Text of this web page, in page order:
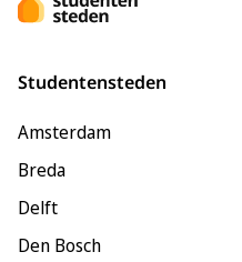
Studentensteden
Amsterdam
Breda
Delft
Den Bosch